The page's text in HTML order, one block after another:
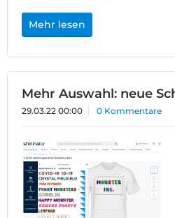
Mehr lesen
Mehr Auswahl: neue
29.03.22 00:00 0 Kommentare